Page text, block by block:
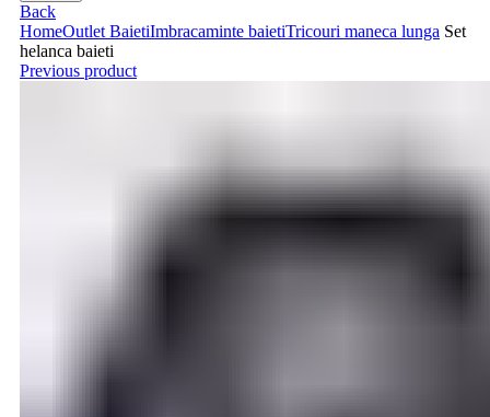
Back
HomeOutlet BaietiImbracaminte baietiTricouri maneca lunga Set
helanca baieti
Previous product